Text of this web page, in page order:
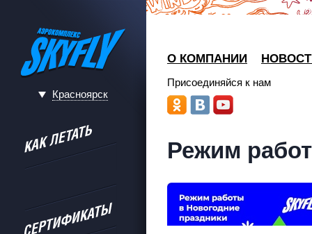
Красноярск
О КОМПАНИИ
Присоединяйся к нам
Режим